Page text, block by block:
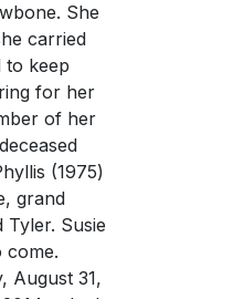
She
carried
to keep
for her
of her
(1975)
grand
Susie
come.
August 31,